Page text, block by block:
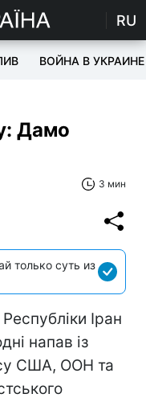
RU
ВОЙНА В УКРАИНЕ
Дамо
3 мин
только суть из
Іран
напав із
США, ООН та